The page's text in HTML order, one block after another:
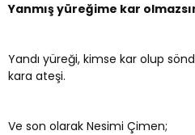
Yanmış yüreğime kar
Yandı yüreği, kimse kar olup
kara ateşi.
Ve son olarak Nesimi Çimen;